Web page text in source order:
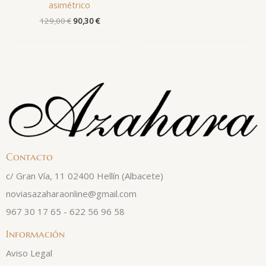
asimétrico
129,00€ 90,30€
Contacto
c/ Gran Vía, 11 02400 Hellín (Albacete)
noviasazaharaonline@gmail.com
967 30 17 65 - 622 56 96 58
Información
Aviso Legal